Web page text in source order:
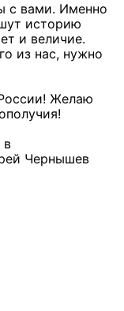
с вами. Именно
историю
и величие.
из нас, нужно
Желаю
в
Чернышев